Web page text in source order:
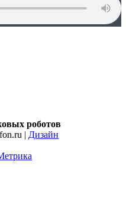
роботов
| Дизайн